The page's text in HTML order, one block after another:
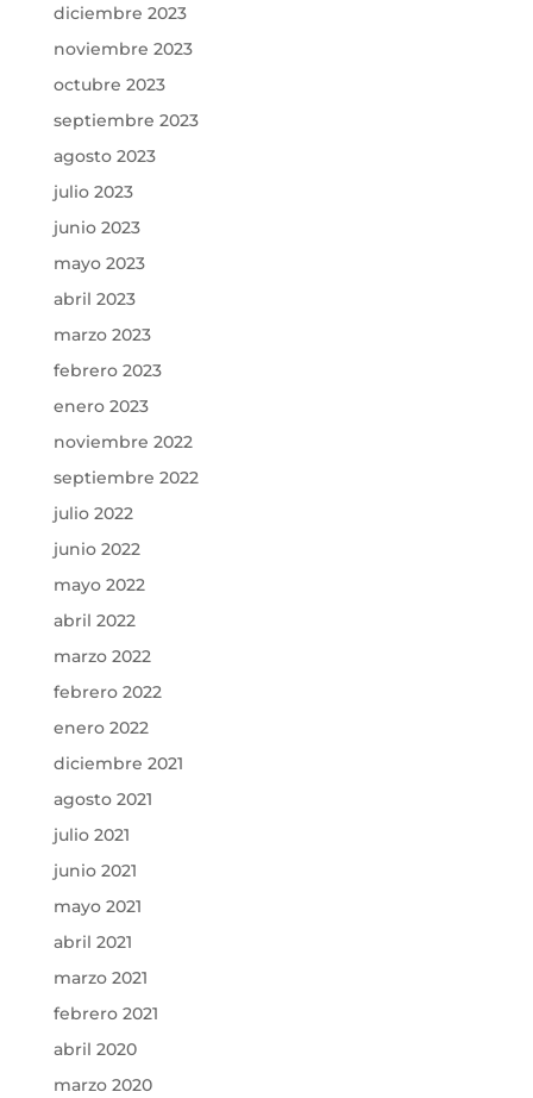
diciembre 2023
noviembre 2023
octubre 2023
septiembre 2023
agosto 2023
julio 2023
junio 2023
mayo 2023
abril 2023
marzo 2023
febrero 2023
enero 2023
noviembre 2022
septiembre 2022
julio 2022
junio 2022
mayo 2022
abril 2022
marzo 2022
febrero 2022
enero 2022
diciembre 2021
agosto 2021
julio 2021
junio 2021
mayo 2021
abril 2021
marzo 2021
febrero 2021
abril 2020
marzo 2020